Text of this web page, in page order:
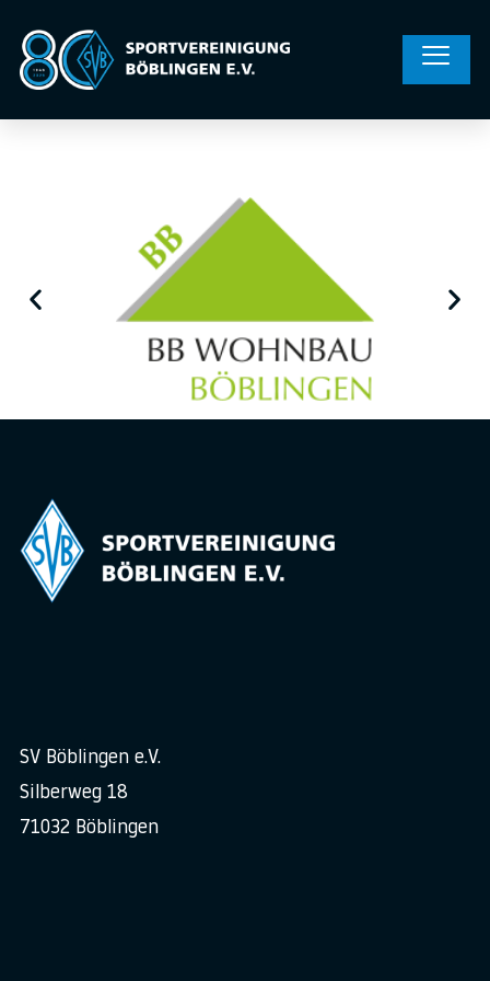
SV Böblingen e.V.
Silberweg 18
71032 Böblingen